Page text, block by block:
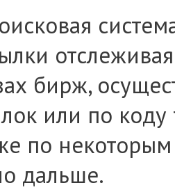
бирж,
или по
по
дальше.